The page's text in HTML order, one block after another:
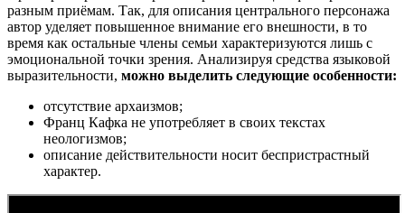
разным приёмам. Так, для описания центрального персонажа
автор уделяет повышенное внимание его внешности, в то
время как остальные члены семьи характеризуются лишь с
эмоциональной точки зрения. Анализируя средства языковой
выразительности, можно выделить следующие особенности:
отсутствие архаизмов;
Франц Кафка не употребляет в своих текстах
неологизмов;
описание действительности носит беспристрастный
характер.